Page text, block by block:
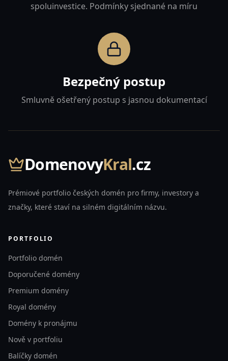
spoluinvestice. Podmínky sjednané na míru
Bezpečný postup
Smluvně ošetřený postup s jasnou dokumentací
DomenovyKral.cz
Prémiové portfolio českých domén pro firmy, investory a
značky, které staví na silném digitálním názvu.
PORTFOLIO
Portfolio domén
Doporučené domény
Premium domény
Royal domény
Domény k pronájmu
Nově v portfoliu
Balíčky domén